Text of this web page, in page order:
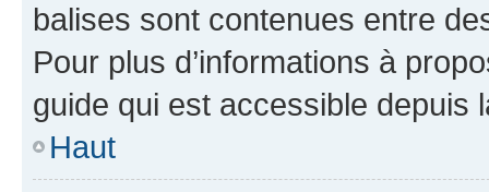
balises sont contenues entre
Pour plus d’informations à
guide qui est accessible depuis
Haut